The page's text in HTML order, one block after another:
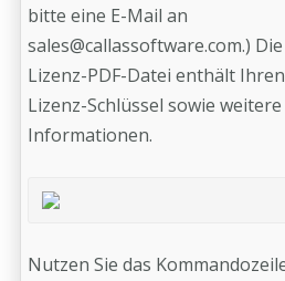
bitte eine E-Mail an
sales@callassoftware.com.) Die
Lizenz-PDF-Datei enthält Ihren
Lizenz-Schlüssel sowie weitere
Informationen.
Nutzen Sie das